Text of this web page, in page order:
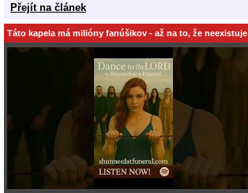
Přejít na článek
Táto kapela má milióny fanúšikov - až na to, že neexistuje